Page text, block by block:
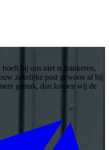
bij ons niet te frankeren,
zakelijke post gewoon af bij
gemak, dan komen wij de